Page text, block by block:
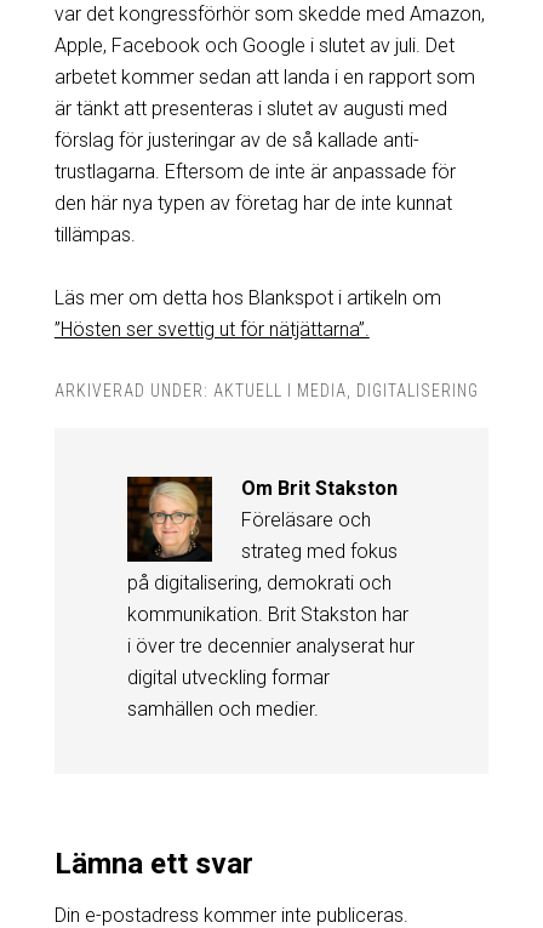
var det kongressförhör som skedde med Amazon,
Apple, Facebook och Google i slutet av juli. Det
arbetet kommer sedan att landa i en rapport som
är tänkt att presenteras i slutet av augusti med
förslag för justeringar av de så kallade anti-
trustlagarna. Eftersom de inte är anpassade för
den här nya typen av företag har de inte kunnat
tillämpas.
Läs mer om detta hos Blankspot i artikeln om
”Hösten ser svettig ut för nätjättarna”.
ARKIVERAD UNDER: AKTUELL I MEDIA DIGITALISERING
Om Brit Stakston
Föreläsare och
strateg med fokus
på digitalisering, demokrati och
kommunikation. Brit Stakston har
i över tre decennier analyserat hur
digital utveckling formar
samhällen och medier.
Lämna ett svar
Din e-postadress kommer inte publiceras.